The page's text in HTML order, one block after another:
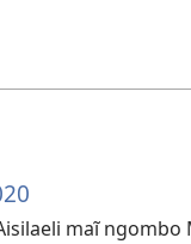
maĩ